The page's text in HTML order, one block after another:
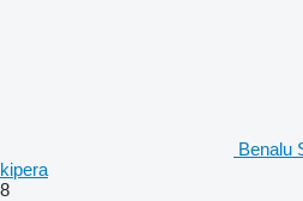
Benalu
kipera
8